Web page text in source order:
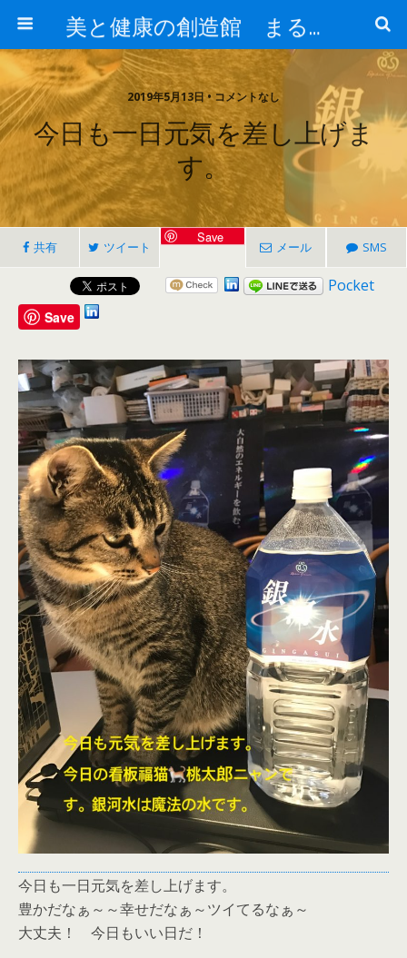
美と健康の創造館 まるとみ薬品 ぐんまの薬屋 芳さんのブログ
2019年5月13日 • コメントなし
今日も一日元気を差し上げま
す。
共有 ツイート
Save
メール SMS
Pocket
Save
今日も一日元気を差し上げます。
豊かだなぁ～～幸せだなぁ～ツイてるなぁ～
大丈夫！ 今日もいい日だ！